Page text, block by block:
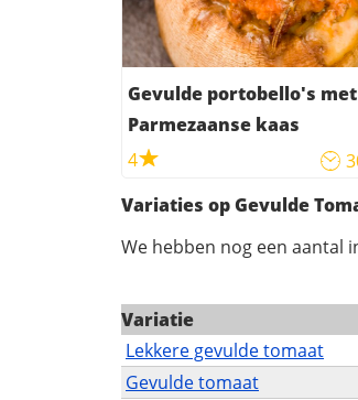
Gevulde portobello's met
Parmezaanse kaas
4
Variaties op Gevulde
We hebben nog een aantal
Variatie
Lekkere gevulde tomaat
Gevulde tomaat